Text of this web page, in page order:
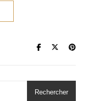
Rechercher